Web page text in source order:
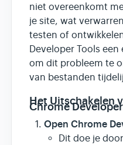
niet overeenkomt
je site, wat
testen of
Developer Tools
om dit probleem te
van bestanden
Het Uitschakelen
Chrome
Open Chrome
Dit doe je